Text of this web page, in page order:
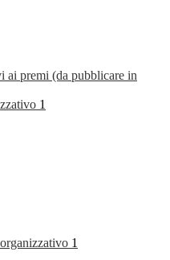
ai premi (da pubblicare in
1
1